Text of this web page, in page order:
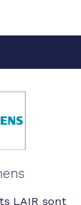
LAIR sont